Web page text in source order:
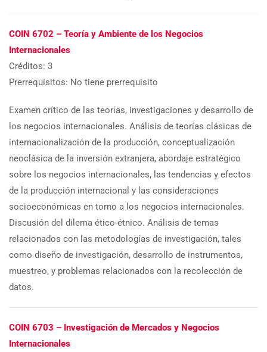
COIN 6702 – Teoría y Ambiente de los Negocios
Internacionales
Créditos: 3
Prerrequisitos: No tiene prerrequisito
Examen crítico de las teorías, investigaciones y desarrollo de
los negocios internacionales. Análisis de teorías clásicas de
internacionalización de la producción, conceptualización
neoclásica de la inversión extranjera, abordaje estratégico
sobre los negocios internacionales, las tendencias y efectos
de la producción internacional y las consideraciones
socioeconómicas en torno a los negocios internacionales.
Discusión del dilema ético-étnico. Análisis de temas
relacionados con las metodologías de investigación, tales
como diseño de investigación, desarrollo de instrumentos,
muestreo, y problemas relacionados con la recolección de
datos.
COIN 6703 – Investigación de Mercados y Negocios
Internacionales